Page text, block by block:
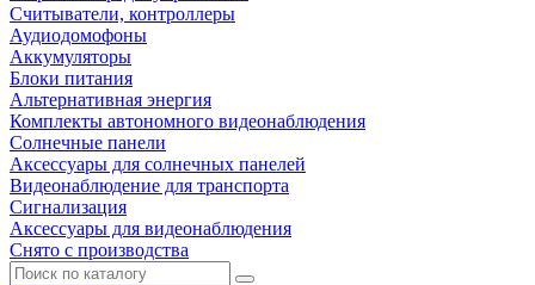
Считыватели, контроллеры
Аудиодомофоны
Аккумуляторы
Блоки питания
Альтернативная энергия
Комплекты автономного видеонаблюдения
Солнечные панели
Аксессуары для солнечных панелей
Видеонаблюдение для транспорта
Сигнализация
Аксессуары для видеонаблюдения
Снято с производства